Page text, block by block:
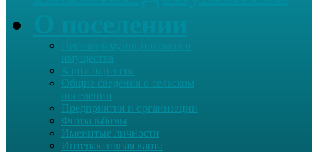
Перечень муниципального
имущества
Карта партнера
Общие сведения о сельском
поселении
Предприятия и организации
Фотоальбомы
Именитые личности
Интерактивная карта